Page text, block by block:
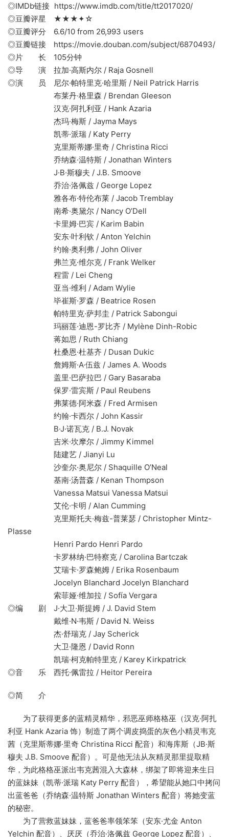
◎IMDb链接 https://www.imdb.com/title/tt2017020/
◎豆瓣评星 ★★★✦☆
◎豆瓣评分 6.6/10 from 26,993 users
◎豆瓣链接 https://movie.douban.com/subject/6870493/
◎片 长 105分钟
◎导 演 拉加·高斯内尔 / Raja Gosnell
◎演 员 尼尔·帕特里克·哈里斯 / Neil Patrick Harris
布莱丹·格里森 / Brendan Gleeson
汉克·阿扎利亚 / Hank Azaria
杰玛·梅斯 / Jayma Mays
凯蒂·派瑞 / Katy Perry
克里斯蒂娜·里奇 / Christina Ricci
乔纳森·温特斯 / Jonathan Winters
J·B·斯穆夫 / J.B. Smoove
乔治·洛佩兹 / George Lopez
雅各布·特伦布莱 / Jacob Tremblay
南希·奥黛尔 / Nancy O’Dell
卡里姆·巴宾 / Karim Babin
安东·叶利钦 / Anton Yelchin
约翰·奥利弗 / John Oliver
弗兰克·维尔克 / Frank Welker
程雷 / Lei Cheng
亚当·维利 / Adam Wylie
毕崔斯·罗森 / Beatrice Rosen
帕特里克·萨邦圭 / Patrick Sabongui
玛丽莲·迪恩-罗比齐 / Mylène Dinh-Robic
蒋如思 / Ruth Chiang
杜桑恩·杜基齐 / Dusan Dukic
詹姆斯·A·伍兹 / James A. Woods
盖里·巴萨拉巴 / Gary Basaraba
保罗·雷宾斯 / Paul Reubens
弗莱德·阿米森 / Fred Armisen
约翰·卡西尔 / John Kassir
B·J·诺瓦克 / B.J. Novak
吉米·坎摩尔 / Jimmy Kimmel
陆建艺 / Jianyi Lu
沙奎尔·奥尼尔 / Shaquille O’Neal
基南·汤普森 / Kenan Thompson
Vanessa Matsui Vanessa Matsui
艾伦·卡明 / Alan Cumming
克里斯托夫·梅兹-普莱瑟 / Christopher Mintz-
Plasse
Henri Pardo Henri Pardo
卡罗林纳·巴特察克 / Carolina Bartczak
艾瑞卡·罗森鲍姆 / Erika Rosenbaum
Jocelyn Blanchard Jocelyn Blanchard
索菲娅·维加拉 / Sofía Vergara
◎编 剧 J·大卫·斯提姆 / J. David Stem
戴维·N·韦斯 / David N. Weiss
杰·舒瑞克 / Jay Scherick
大卫·隆恩 / David Ronn
凯瑞·柯克帕特里克 / Karey Kirkpatrick
◎音 乐 西托·佩雷拉 / Heitor Pereira
◎简 介
为了获得更多的蓝精灵精华，邪恶巫师格格巫（汉克·阿扎
利亚 Hank Azaria 饰）制造了两个调皮捣蛋的灰色小精灵韦克
茜（克里斯蒂娜·里奇 Christina Ricci 配音）和海库斯（JB·斯
穆夫 J.B. Smoove 配音）。可是他无法从灰精灵那里提取精
华，为此格格巫派出韦克茜混入大森林，绑架了即将迎来生日
的蓝妹妹（凯蒂·派瑞 Katy Perry 配音），希望能从她口中拷问
出蓝爸爸（乔纳森·温特斯 Jonathan Winters 配音）将她变蓝
的秘密。
为了营救蓝妹妹，蓝爸爸率领笨笨（安东·尤金 Anton
Yelchin 配音）、厌厌（乔治·洛佩兹 George Lopez 配音）、